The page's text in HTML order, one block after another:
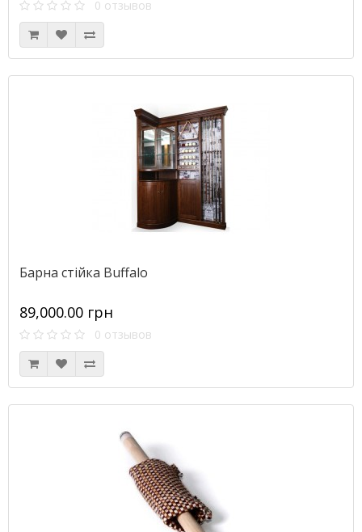
0 отзывов
Барна стійка Buffalo
89,000.00 грн
0 отзывов